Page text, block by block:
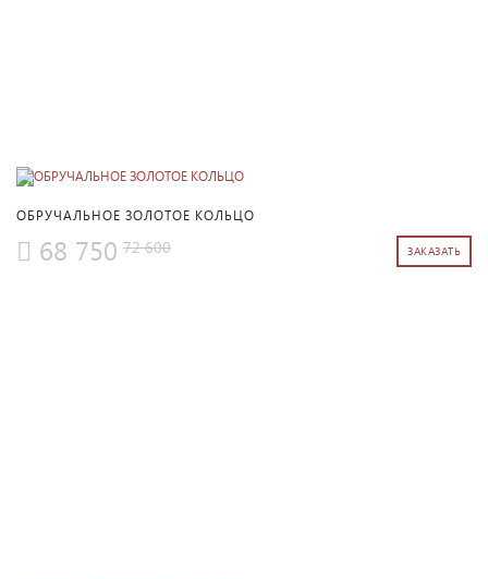
ПОДРОБНЕЕ
ОБРУЧАЛЬНОЕ ЗОЛОТОЕ КОЛЬЦО
68 750 72 600